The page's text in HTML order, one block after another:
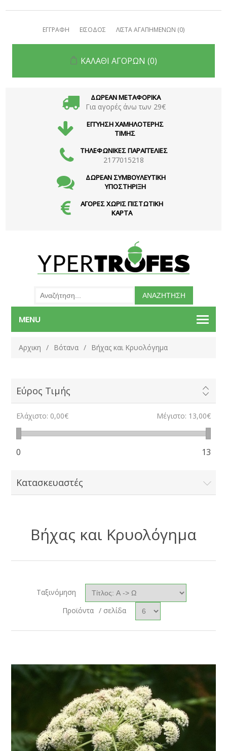
ΕΓΓΡΑΦΗ ΕΙΣΟΔΟΣ ΛΙΣΤΑ ΑΓΑΠΗΜΕΝΩΝ (0)
ΚΑΛΑΘΙ ΑΓΟΡΩΝ (0)
ΔΩΡΕΑΝ ΜΕΤΑΦΟΡΙΚΑ
Για αγορές άνω των 29€
ΕΓΓΥΗΣΗ ΧΑΜΗΛΟΤΕΡΗΣ
ΤΙΜΗΣ
ΤΗΛΕΦΩΝΙΚΕΣ ΠΑΡΑΓΓΕΛΙΕΣ
2177015218
ΔΩΡΕΑΝ ΣΥΜΒΟΥΛΕΥΤΙΚΗ
ΥΠΟΣΤΗΡΙΞΗ
ΑΓΟΡΕΣ ΧΩΡΙΣ ΠΙΣΤΩΤΙΚΗ
ΚΑΡΤΑ
MENU
Αρχικη / Βότανα / Βήχας και Κρυολόγημα
Εύρος Τιμής
Ελάχιστο: 0,00€ Μέγιστο: 13,00€
0 13
Κατασκευαστές
Βήχας και Κρυολόγημα
Ταξινόμηση
Προϊόντα / σελίδα